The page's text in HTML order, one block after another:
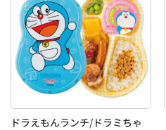
ドラえもんランチ/ドラミちゃ